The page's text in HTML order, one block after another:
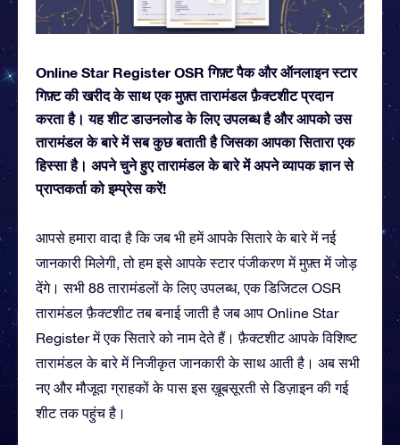
Online Star Register OSR गिफ़्ट पैक और ऑनलाइन स्टार
गिफ़्ट की खरीद के साथ एक मुफ़्त तारामंडल फ़ैक्टशीट प्रदान
करता है। यह शीट डाउनलोड के लिए उपलब्ध है और आपको उस
तारामंडल के बारे में सब कुछ बताती है जिसका आपका सितारा एक
हिस्सा है। अपने चुने हुए तारामंडल के बारे में अपने व्यापक ज्ञान से
प्राप्तकर्ता को इम्प्रेस करें!
आपसे हमारा वादा है कि जब भी हमें आपके सितारे के बारे में नई
जानकारी मिलेगी, तो हम इसे आपके स्टार पंजीकरण में मुफ़्त में जोड़
देंगे। सभी 88 तारामंडलों के लिए उपलब्ध, एक डिजिटल OSR
तारामंडल फ़ैक्टशीट तब बनाई जाती है जब आप Online Star
Register में एक सितारे को नाम देते हैं। फ़ैक्टशीट आपके विशिष्ट
तारामंडल के बारे में निजीकृत जानकारी के साथ आती है। अब सभी
नए और मौजूदा ग्राहकों के पास इस ख़ूबसूरती से डिज़ाइन की गई
शीट तक पहुंच है।